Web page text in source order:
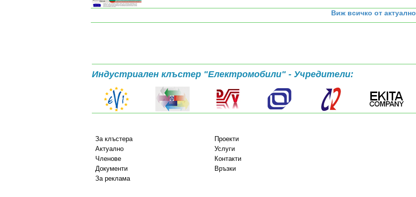
Виж всичко от актуално
Индустриален клъстер "Електромобили" - Учредители:
За клъстера
Проекти
Актуално
Услуги
Членове
Контакти
Документи
Връзки
За реклама